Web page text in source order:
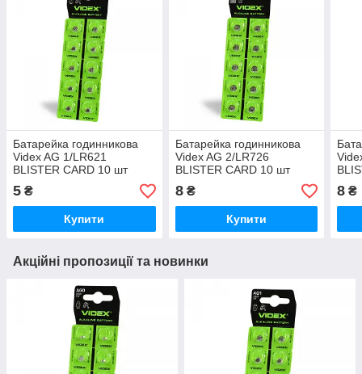
Батарейка годинникова
Videx AG 1/LR621
BLISTER CARD 10 шт
5 ₴
Купити
Батарейка годинникова
Videx AG 2/LR726
BLISTER CARD 10 шт
8₴
Купити
8 ₴
Акційні пропозиції та новинки